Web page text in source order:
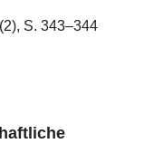
(2), S. 343–344